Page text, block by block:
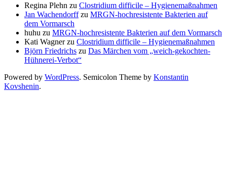
Regina Plehn zu Clostridium difficile – Hygienemaßnahmen
Jan Wachendorffzu MRGN-hochresistente Bakterien auf
dem Vormarsch
huhu zu MRGN-hochresistente Bakterien auf dem Vormarsch
Kati Wagnerzu Clostridium difficile – Hygienemaßnahmen
Björn Friedrichs zu Das Märchen vom „weich-gekochten-
Hühnerei-Verbot“
Powered by WordPress. Semicolon Theme by Konstantin
Kovshenin.